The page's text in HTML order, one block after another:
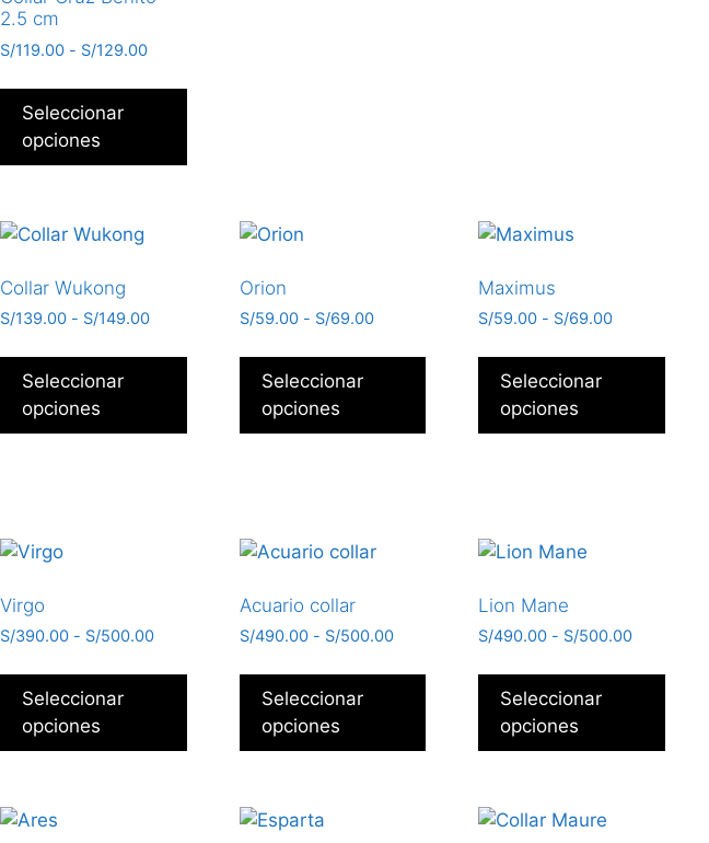
2.5 cm
S/119.00 - S/129.00
Seleccionar
opciones
Collar Wukong
S/139.00 - S/149.00
Seleccionar
opciones
Orion
S/59.00 - S/69.00
Seleccionar
opciones
Maximus
S/59.00 - S/69.00
Seleccionar
opciones
Virgo
S/390.00 - S/500.00
Seleccionar
opciones
Acuario collar
S/490.00 - S/500.00
Seleccionar
opciones
Lion Mane
S/490.00 - S/500.00
Seleccionar
opciones